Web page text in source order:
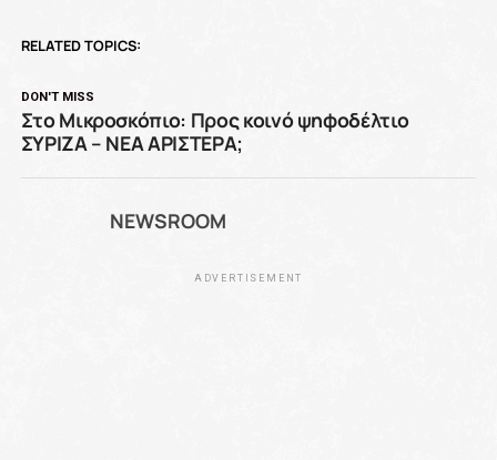
RELATED TOPICS:
DON'T MISS
Στο Μικροσκόπιο: Προς κοινό ψηφοδέλτιο
ΣΥΡΙΖΑ – ΝΕΑ ΑΡΙΣΤΕΡΑ;
NEWSROOM
ADVERTISEMENT